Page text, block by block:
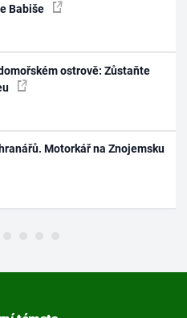
Babiše
ostrově: Zůstaňte
Motorkář na Znojemsku